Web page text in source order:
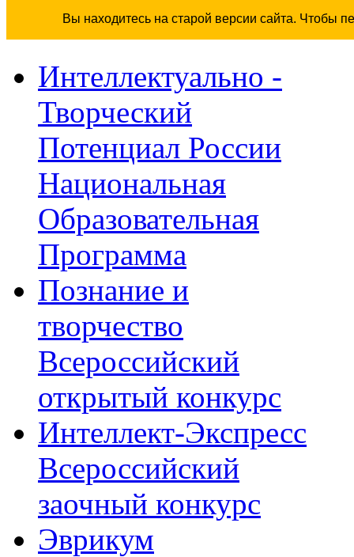
Вы находитесь на старой версии сайта. Чтобы
Интеллектуально -
Творческий
Потенциал России
Национальная
Образовательная
Программа
Познание и
творчество
Всероссийский
открытый конкурс
Интеллект-Экспресс
Всероссийский
заочный конкурс
Эврикум